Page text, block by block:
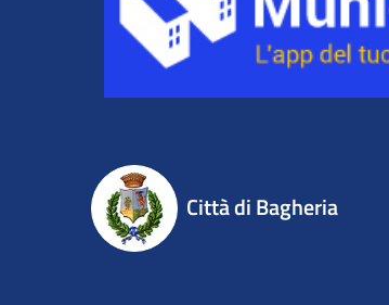
Città di Bagheria